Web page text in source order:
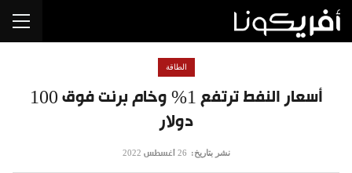
أسعار النفط ترتفع 1% وخام برنت فوق 100
دولار
الطاقة
نشر بتاريخ: 26 أغسطس 2022